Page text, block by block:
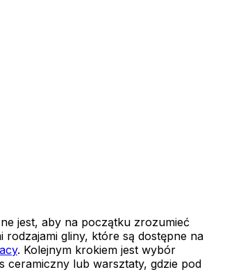
jest, aby na początku zrozumieć
rodzajami gliny, które są dostępne na
. Kolejnym krokiem jest wybór
ceramiczny lub warsztaty, gdzie pod